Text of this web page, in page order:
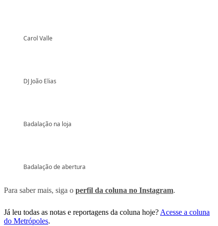
Carol Valle
DJ João Elias
Badalação na loja
Badalação de abertura
Para saber mais, siga o perfil da coluna no Instagram.
Já leu todas as notas e reportagens da coluna hoje? Acesse a coluna
do Metrópoles.